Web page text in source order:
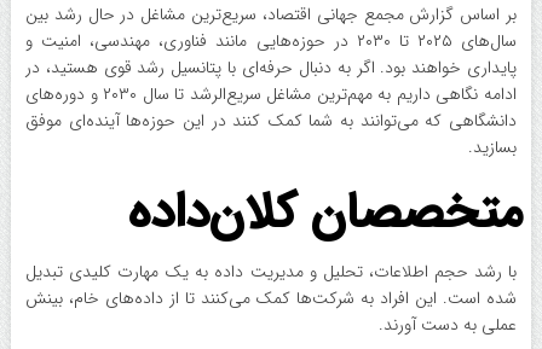
بر اساس گزارش مجمع جهانی اقتصاد، سریع‌ترین مشاغل در حال رشد بین
سال‌های ۲۰۲۵ تا ۲۰۳۰ در حوزه‌هایی مانند فناوری، مهندسی، امنیت و
پایداری خواهند بود. اگر به دنبال حرفه‌ای با پتانسیل رشد قوی هستید، در
ادامه نگاهی داریم به مهم‌ترین مشاغل سریع‌الرشد تا سال ۲۰۳۰ و دوره‌های
دانشگاهی که می‌توانند به شما کمک کنند در این حوزه‌ها آینده‌ای موفق
بسازید.
متخصصان کلان‌داده
با رشد حجم اطلاعات، تحلیل و مدیریت داده به یک مهارت کلیدی تبدیل
شده است. این افراد به شرکت‌ها کمک می‌کنند تا از داده‌های خام، بینش
عملی به دست آورند.